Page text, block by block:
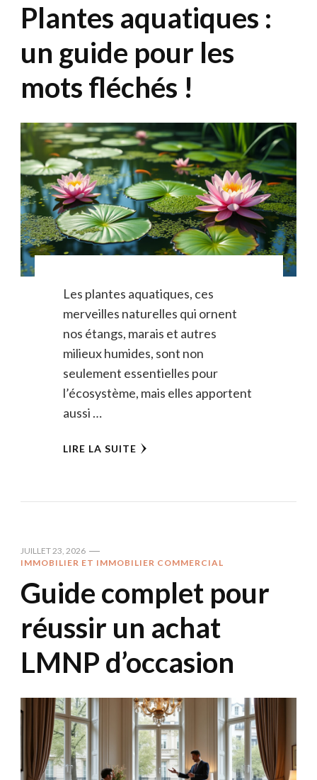
Plantes aquatiques :
un guide pour les
mots fléchés !
Les plantes aquatiques, ces
merveilles naturelles qui ornent
nos étangs, marais et autres
milieux humides, sont non
seulement essentielles pour
l’écosystème, mais elles apportent
aussi …
LIRE LA SUITE
JUILLET 23, 2026
IMMOBILIER ET IMMOBILIER COMMERCIAL
Guide complet pour
réussir un achat
LMNP d’occasion